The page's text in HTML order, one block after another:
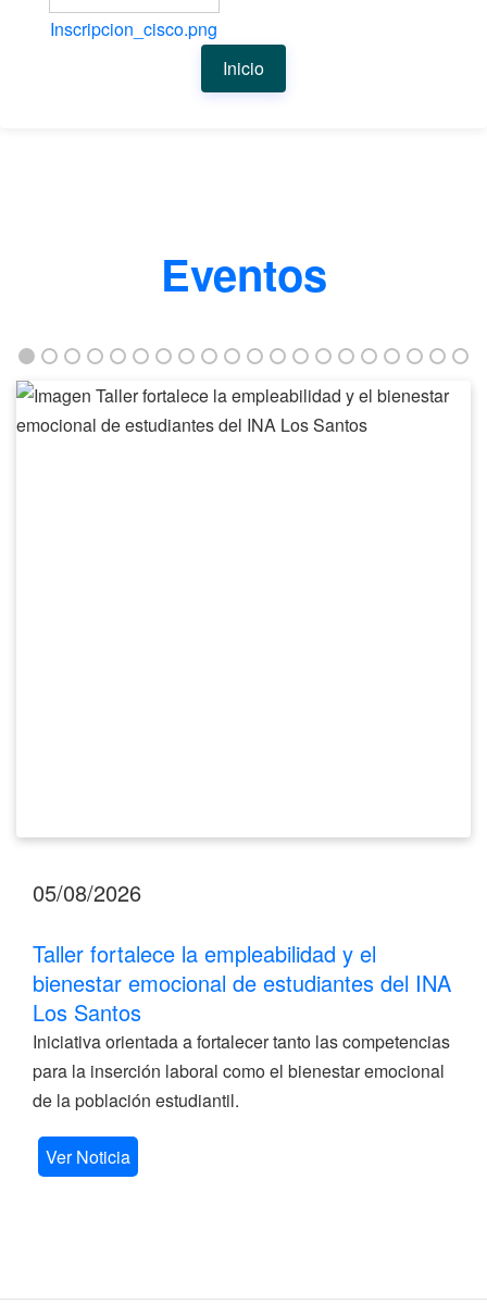
Inscripcion_cisco.png
Inicio
Eventos
Taller
fortalece
05/08/2026
Taller fortalece la empleabilidad y el
bienestar emocional de estudiantes del INA
Los Santos
Iniciativa orientada a fortalecer tanto las competencias
para la inserción laboral como el bienestar emocional
de la población estudiantil.
Ver Noticia